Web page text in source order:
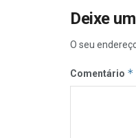
Deixe
O seu
Comentário *